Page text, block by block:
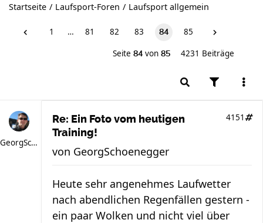
Startseite Laufsport-Foren Laufsport allgemein
1 … 81 82 83 84 85
Seite 84 von 85 4231 Beiträge
GeorgSchoenegger
Re: Ein Foto vom heutigen
Training!
4151
von GeorgSchoenegger
Heute sehr angenehmes Laufwetter
nach abendlichen Regenfällen gestern -
ein paar Wolken und nicht viel über